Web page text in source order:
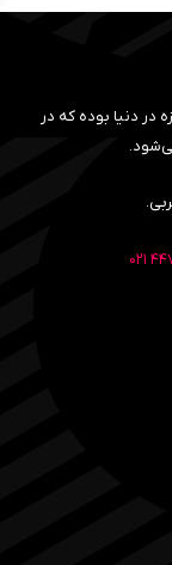
در دنیا بوده که در
۰۲۱